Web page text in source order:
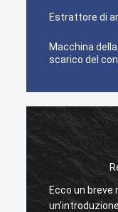
Estrattore di
Macchina
scarico del
Ecco un breve